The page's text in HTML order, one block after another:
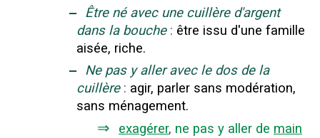
‒ Être né avec une cuillère d'argent
dans la bouche : être issu d'une famille
aisée, riche.
‒ Ne pas y aller avec le dos de la
cuillère : agir, parler sans modération,
sans ménagement.
⇒ exagérer, ne pas y aller de main